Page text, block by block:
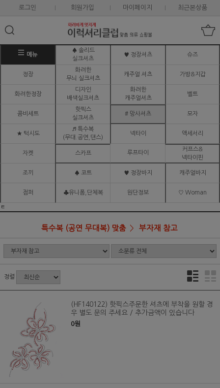
로그인 회원가입 마이페이지 최근본상품
메뉴
♠ 솔리드
실크셔츠
♥ 정장셔츠 슈즈
정장
화려한
무늬 실크셔츠
캐주얼 셔츠 가방&지갑
화려한정장
디자인
배색실크셔츠
화려한
캐주얼셔츠
벨트
콤비세트
핫픽스
실크셔츠
# 망사셔츠 모자
★ 턱시도
♬ 특수복
(무대.공연,댄스)
넥타이 액세서리
자켓 스카프 루프타이
커프스&
넥타이핀
조끼 ♠ 코트 ♥ 정장바지 캐주얼바지
점퍼 ♣유니폼,단체복 원단정보 ♡ Woman
ㅌ
특수복 (공연 무대복) 맞춤 부자재 참고
정렬
(HF140122) 핫픽스주문한 셔츠에 부착을 원할 경
우 별도 문의 주세요 / 추가금액이 있습니다
0원